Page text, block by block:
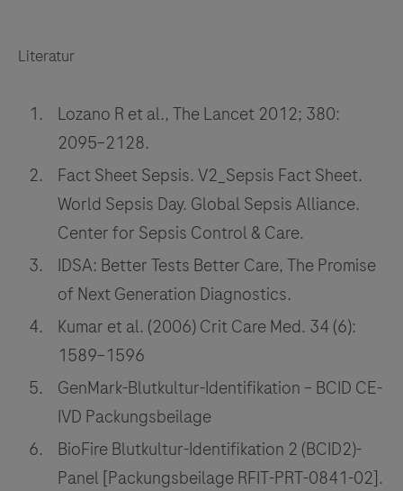
Literatur
Lozano R et al., The Lancet 2012; 380:
2095–2128.
Fact Sheet Sepsis. V2_Sepsis Fact Sheet.
World Sepsis Day. Global Sepsis Alliance.
Center for Sepsis Control & Care.
IDSA: Better Tests Better Care, The Promise
of Next Generation Diagnostics.
Kumar et al. (2006) Crit Care Med. 34 (6):
1589–1596
GenMark-Blutkultur-Identifikation – BCID CE-
IVD Packungsbeilage
BioFire Blutkultur-Identifikation 2 (BCID2)-
Panel [Packungsbeilage RFIT-PRT-0841-02].